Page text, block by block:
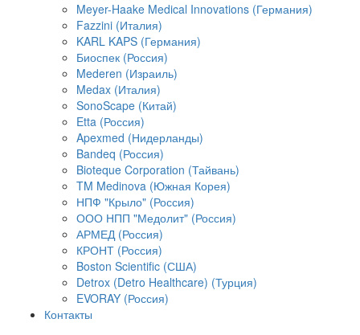
Meyer-Haake Medical Innovations (Германия)
Fazzini (Италия)
KARL KAPS (Германия)
Биоспек (Россия)
Mederen (Израиль)
Medax (Италия)
SonoScape (Китай)
Etta (Россия)
Apexmed (Нидерланды)
Bandeq (Россия)
Bioteque Corporation (Тайвань)
TM Medinova (Южная Корея)
НПФ "Крыло" (Россия)
ООО НПП "Медолит" (Россия)
АРМЕД (Россия)
КРОНТ (Россия)
Boston Scientific (США)
Detrox (Detro Healthcare) (Турция)
EVORAY (Россия)
Контакты